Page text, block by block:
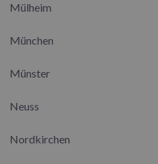
Mülheim
München
Münster
Neuss
Nordkirchen